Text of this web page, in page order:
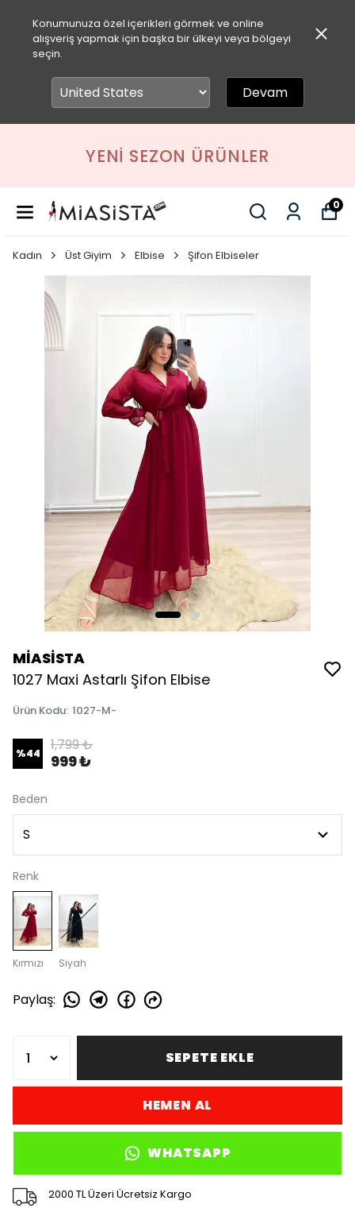
Konumunuza özel içerikleri görmek ve online
alışveriş yapmak için başka bir ülkeyi veya bölgeyi
seçin.
Devam
YENI SEZON ÜRÜNLER
0
Kadın Üst Giyim Elbise Şifon Elbiseler
MİASİSTA
1027 Maxi Astarlı Şifon Elbise
Ürün Kodu: 1027-M-
%44 1,799 ₺
999 ₺
Beden
Renk
Kırmızı Siyah
Paylaş:
SEPETE EKLE
HEMEN AL
WHATSAPP
2000 TL Üzeri Ücretsiz Kargo